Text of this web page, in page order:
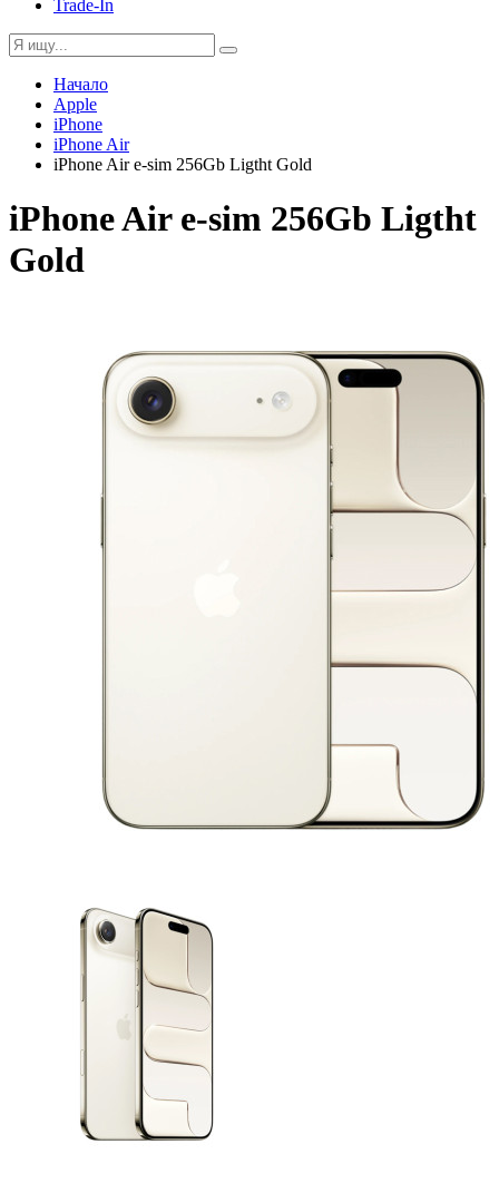
Trade-In
Начало
Apple
iPhone
iPhone Air
iPhone Air e-sim 256Gb Ligtht Gold
iPhone Air e-sim 256Gb Ligtht
Gold